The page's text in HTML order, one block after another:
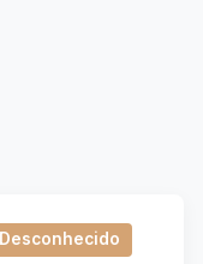
Desconhecido